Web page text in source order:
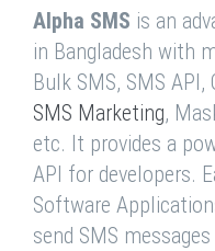
Alpha SMS is an
in Bangladesh with
Bulk SMS, SMS API,
SMS Marketing,
etc. It provides a
API for developers.
Software
send SMS